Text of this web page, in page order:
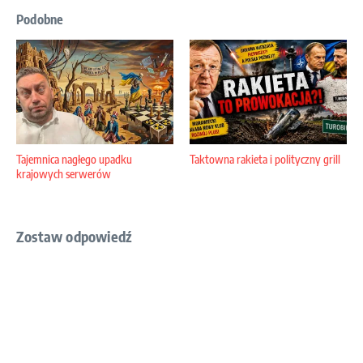
Podobne
Tajemnica nagłego upadku
krajowych serwerów
Taktowna rakieta i polityczny grill
Zostaw odpowiedź